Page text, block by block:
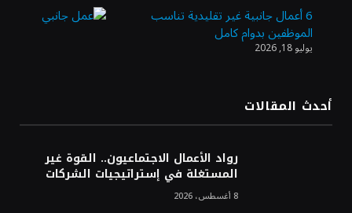
الدولار الأمريكي يتراجع قرب أدنى مستوياته
ترقب تطورات الوساطة بشأن الحرب
6 أعمال جانبية غير تقليدية تناسب
الموظفين بدوام كامل
يوليو 18, 2026
أحدث المقالات
رواد الأعمال الاجتماعيون.. القوة غير
المستغلة في إستراتيجيات الشركات
8 أغسطس، 2026